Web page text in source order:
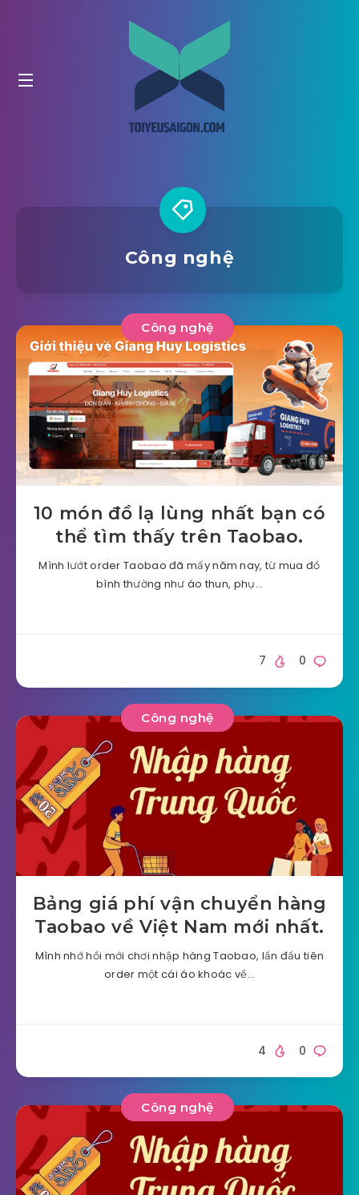
Công nghệ
Công nghệ
10 món đồ lạ lùng nhất bạn có
thể tìm thấy trên Taobao.
Mình lướt order Taobao đã mấy năm nay, từ mua đồ
bình thường như áo thun, phụ…
0
7
Công nghệ
Bảng giá phí vận chuyển hàng
Taobao về Việt Nam mới nhất.
Mình nhớ hồi mới chơi nhập hàng Taobao, lần đầu tiên
order một cái áo khoác về…
0
4
Công nghệ